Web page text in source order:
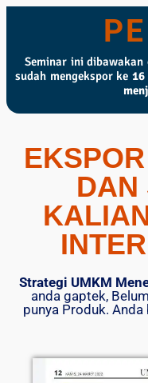
Seminar ini dibawakan
sudah mengekspor ke 16
DAN
Strategi UMKM
anda gaptek,
punya Produk.